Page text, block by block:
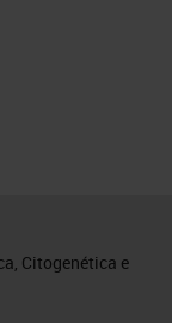
Citogenética e